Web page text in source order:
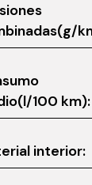
100 km):
interior: